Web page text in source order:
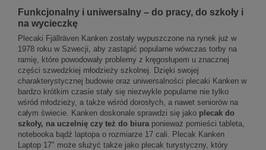
Funkcjonalny i uniwersalny – do pracy, do szkoły i
na wycieczkę
Plecaki Fjällräven Kanken zostały wypuszczone na rynek już w
1978 roku w Szwecji, aby zastąpić popularne wówczas torby na
ramię, które powodowały problemy z kręgosłupem u znacznej
części szwedzkiej młodzieży szkolnej. Dzięki swojej
charakterystycznej budowie oraz uniwersalności plecaki Kanken w
bardzo krótkim czasie stały się niezwykle popularne nie tylko
wśród młodzieży, a także wśród dorosłych, a nawet seniorów na
całym świecie. Kanken doskonale sprawdzi się jako plecak do
szkoły, na uczelnię czy też do biura ponieważ pomieści tableta,
notebooka bądź laptopa o rozmiarze 17 cali. Plecak Kanken
Laptop 17" może służyć także jako plecak turystyczny, który